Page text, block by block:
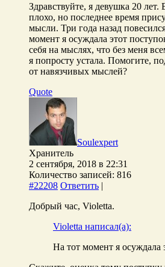
Здравствуйте, я девушка 20
плохо, но последнее время
мысли. Три года назад
момент я осуждала этот
себя на мыслях, что без меня
я попросту устала. Помогите,
от навязчивых мыслей?
Quote
Soulexpert
Хранитель
2 сентября, 2018 в 22:31
Количество записей: 816
#22208 Ответить |
Добрый час, Violetta.
Violetta написал(а):
На тот момент я осуждала